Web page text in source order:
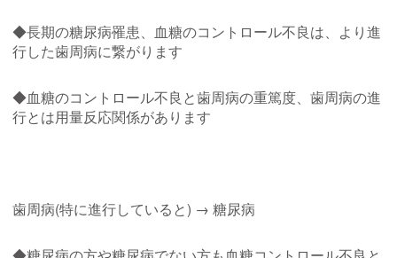
◆長期の糖尿病罹患、血糖のコントロール不良は、より進
行した歯周病に繋がります
◆血糖のコントロール不良と歯周病の重篤度、歯周病の進
行とは用量反応関係があります
歯周病(特に進行していると) → 糖尿病